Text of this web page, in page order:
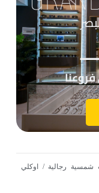
شمسية رجالية / اوكلي